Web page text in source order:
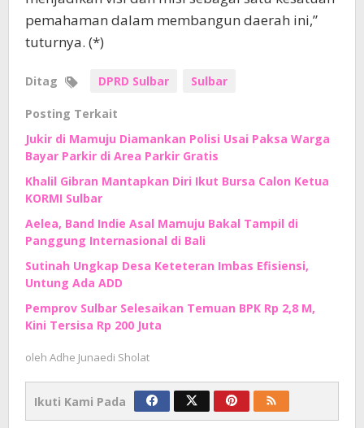
pemahaman dalam membangun daerah ini,”
tuturnya. (*)
Ditag DPRD Sulbar Sulbar
Posting Terkait
Jukir di Mamuju Diamankan Polisi Usai Paksa Warga
Bayar Parkir di Area Parkir Gratis
Khalil Gibran Mantapkan Diri Ikut Bursa Calon Ketua
KORMI Sulbar
Aelea, Band Indie Asal Mamuju Bakal Tampil di
Panggung Internasional di Bali
Sutinah Ungkap Desa Keteteran Imbas Efisiensi,
Untung Ada ADD
Pemprov Sulbar Selesaikan Temuan BPK Rp 2,8 M,
Kini Tersisa Rp 200 Juta
oleh Adhe Junaedi Sholat
Ikuti Kami Pada